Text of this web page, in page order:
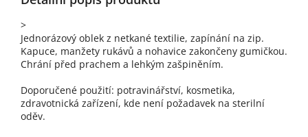
>
Jednorázový oblek z netkané textilie, zapínání na zip.
Kapuce, manžety rukávů a nohavice zakončeny gumičkou.
Chrání před prachem a lehkým zašpiněním.
Doporučené použití: potravinářství, kosmetika,
zdravotnická zařízení, kde není požadavek na sterilní
oděv.